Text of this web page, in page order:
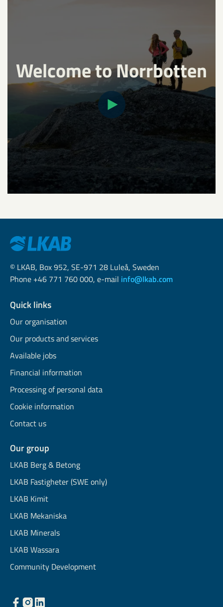
Welcome to Norrbotten
© LKAB, Box 952, SE-971 28 Luleå, Sweden
Phone +46 771 760 000, e-mail info@lkab.com
Quick links
Our organisation
Our products and services
Available jobs
Financial information
Processing of personal data
Cookie information
Contact us
Our group
LKAB Berg & Betong
LKAB Fastigheter (SWE only)
LKAB Kimit
LKAB Mekaniska
LKAB Minerals
LKAB Wassara
Community Development